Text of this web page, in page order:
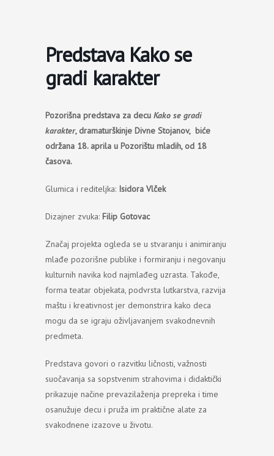
Predstava Kako se
gradi karakter
Pozorišna predstava za decu Kako se gradi
karakter, dramaturškinje Divne Stojanov, biće
održana 18. aprila u Pozorištu mladih, od 18
časova.
Glumica i rediteljka: Isidora Vlček
Dizajner zvuka: Filip Gotovac
Značaj projekta ogleda se u stvaranju i animiranju
mlađe pozorišne publike i formiranju i negovanju
kulturnih navika kod najmlađeg uzrasta. Takođe,
forma teatar objekata, podvrsta lutkarstva, razvija
maštu i kreativnost jer demonstrira kako deca
mogu da se igraju oživljavanjem svakodnevnih
predmeta.
Predstava govori o razvitku ličnosti, važnosti
suočavanja sa sopstvenim strahovima i didaktički
prikazuje načine prevazilaženja prepreka i time
osanužuje decu i pruža im praktične alate za
svakodnene izazove u životu.